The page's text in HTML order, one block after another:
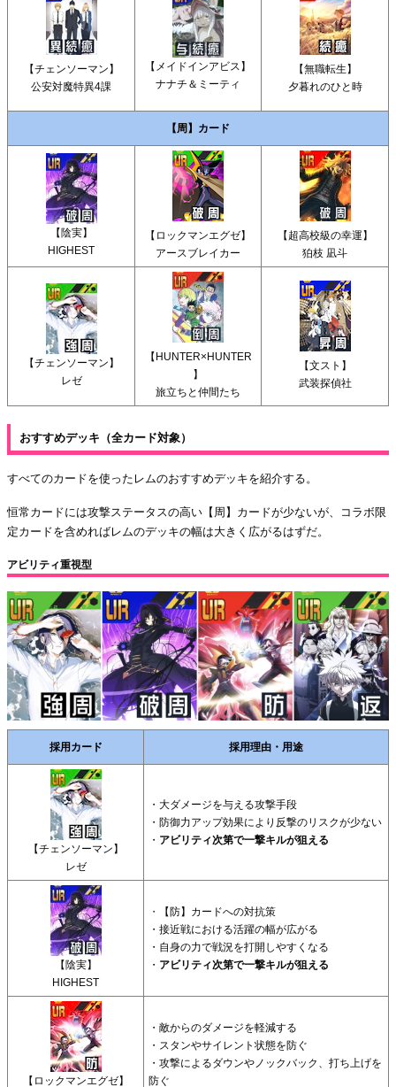
【チェンソーマン】
公安対魔特異4課
【メイドインアビス】
ナナチ＆ミーティ
【無職転生】
夕暮れのひと時
【周】カード
【陰実】
HIGHEST
【ロックマンエグゼ】
アースブレイカー
【超高校級の幸運】
狛枝 凪斗
【チェンソーマン】
レゼ
【HUNTER×HUNTER
】
旅立ちと仲間たち
【文スト】
武装探偵社
おすすめデッキ（全カード対象）
すべてのカードを使ったレムのおすすめデッキを紹介する。
恒常カードには攻撃ステータスの高い【周】カードが少ないが、コラボ限
定カードを含めればレムのデッキの幅は大きく広がるはずだ。
アビリティ重視型
採用カード 採用理由・用途
【チェンソーマン】
レゼ
・大ダメージを与える攻撃手段
・防御力アップ効果により反撃のリスクが少ない
・ アビリティ次第で一撃キルが狙える
【陰実】
HIGHEST
・
【防】カードへの対抗策
・接近戦における活躍の幅が広がる
・自身の力で戦況を打開しやすくなる
・ アビリティ次第で一撃キルが狙える
【ロックマンエグゼ】
・敵からのダメージを軽減する
・スタンやサイレント状態を防ぐ
・攻撃によるダウンやノックバック、打ち上げを
防ぐ